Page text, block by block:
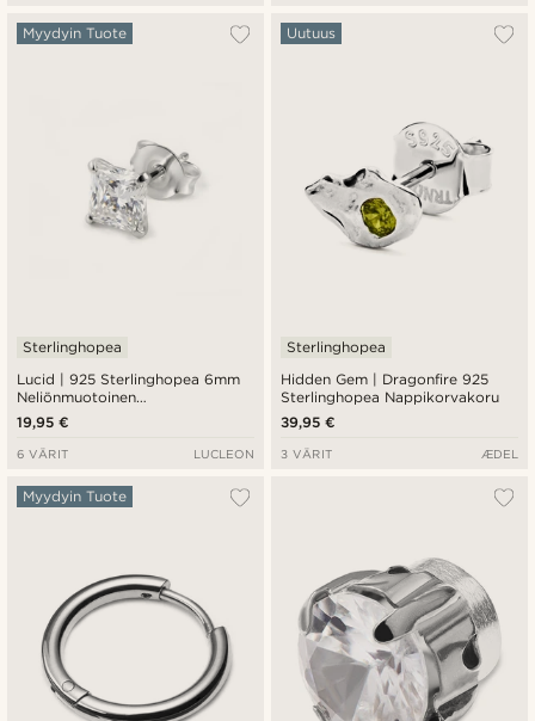
Lucid | 925 Sterlinghopea 6mm
Neliönmuotoinen
Zirkoniakorvakoru
Myydyin Tuote
Sterlinghopea
19,95 €
6 VÄRIT LUCLEON
Hidden Gem | Dragonfire 925
Sterlinghopea Nappikorvakoru
Uutuus
Sterlinghopea
39,95 €
3 VÄRIT ÆDEL
Myydyin Tuote